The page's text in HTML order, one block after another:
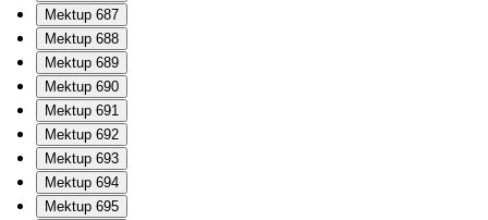
Mektup 687
Mektup 688
Mektup 689
Mektup 690
Mektup 691
Mektup 692
Mektup 693
Mektup 694
Mektup 695